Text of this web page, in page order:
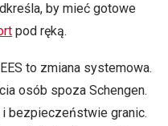
by mieć gotowe
pod ręką.
to zmiana systemowa.
osób spoza Schengen.
bezpieczeństwie granic.